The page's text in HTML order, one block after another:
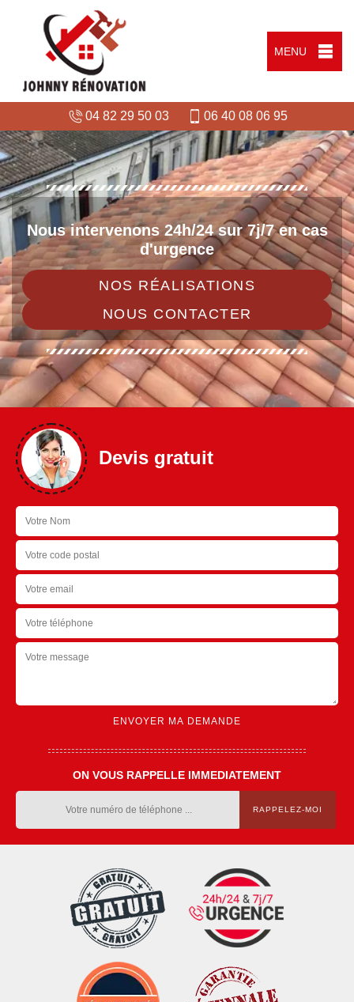
MENU
04 82 29 50 03 06 40 08 06 95
Nous intervenons 24h/24 sur 7j/7 en cas
d'urgence
NOS RÉALISATIONS
NOUS CONTACTER
Devis gratuit
ON VOUS RAPPELLE IMMEDIATEMENT